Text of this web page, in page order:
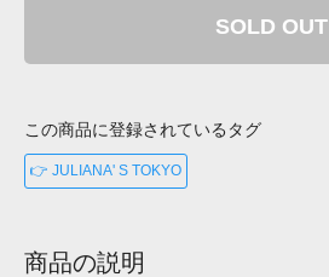
SOLD OUT
この商品に登録されているタグ
👉 JULIANA' S TOKYO
商品の説明